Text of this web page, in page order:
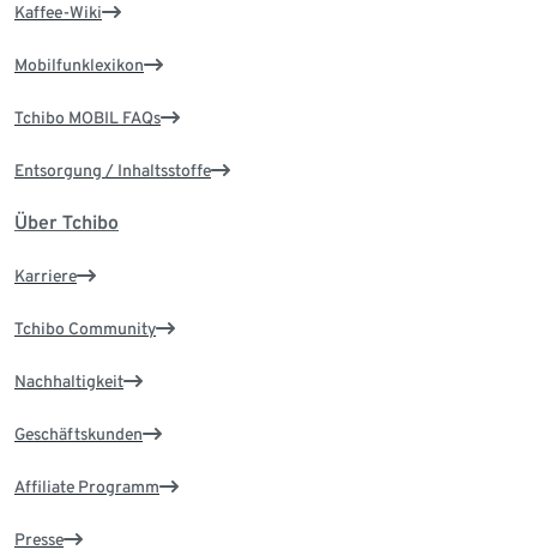
Kaffee-Wiki
Mobilfunklexikon
Tchibo MOBIL FAQs
Entsorgung / Inhaltsstoffe
Über Tchibo
Karriere
Tchibo Community
Nachhaltigkeit
Geschäftskunden
Affiliate Programm
Presse